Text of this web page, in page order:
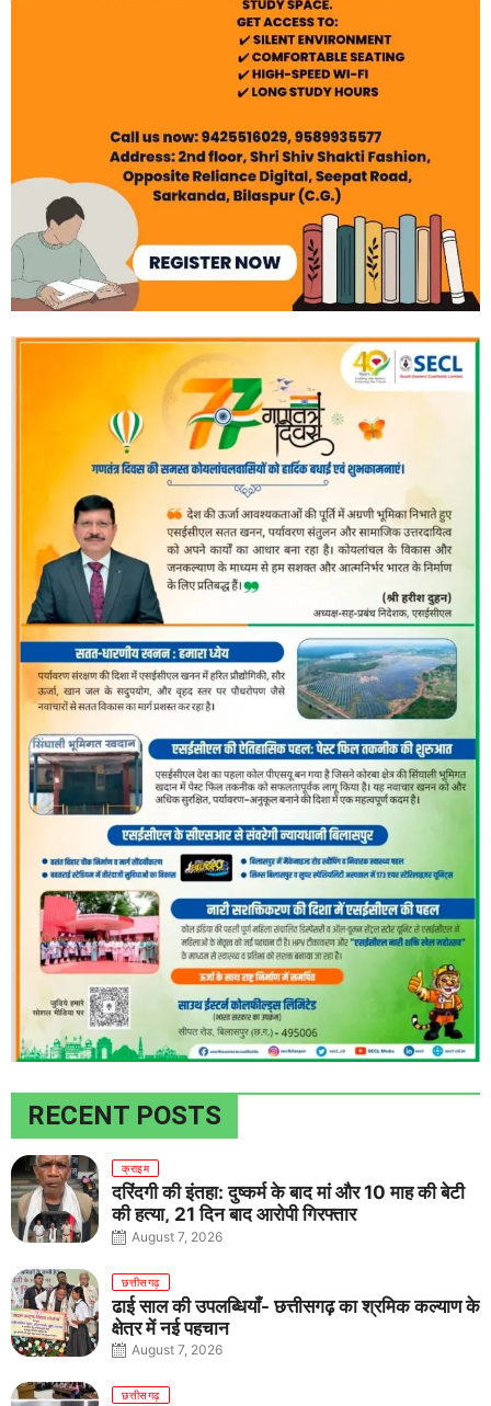
RECENT POSTS
क्राइम
दरिंदगी की इंतहा: दुष्कर्म के बाद मां और 10 माह की बेटी
की हत्या, 21 दिन बाद आरोपी गिरफ्तार
August 7, 2026
छत्तीसगढ़
ढाई साल की उपलब्धियाँ- छत्तीसगढ़ का श्रमिक कल्याण के
क्षेत्र में नई पहचान
August 7, 2026
छत्तीसगढ़